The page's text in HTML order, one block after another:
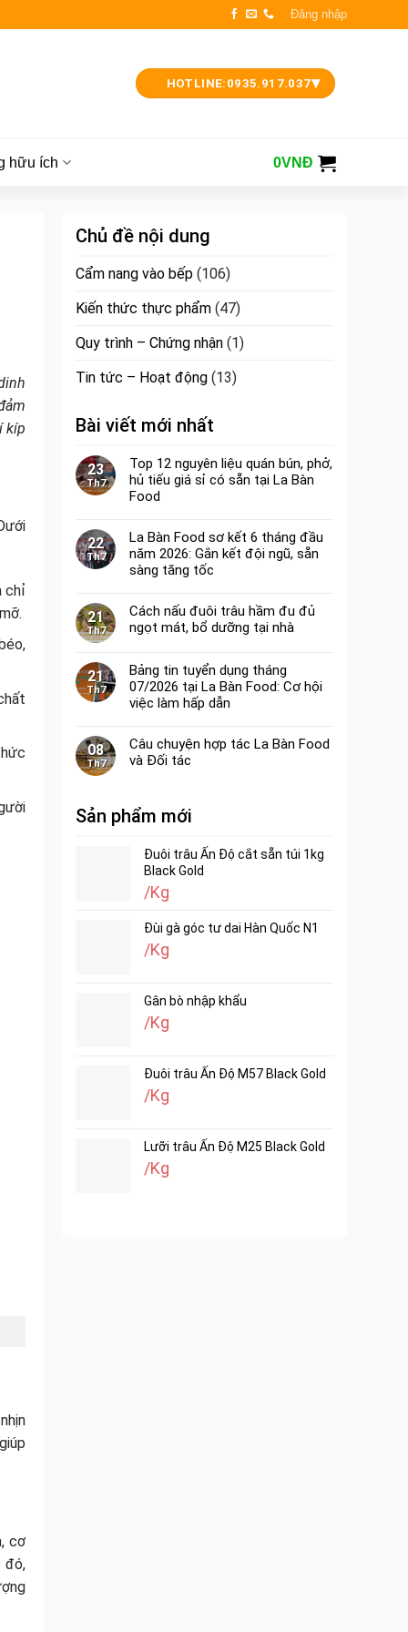
Đăng nhập
HOTLINE: 0935.917.037▾
hữu ích 0VNĐ
kíp
chỉ
cơ
đó,
Chủ đề nội dung
Cẩm nang vào bếp (106)
Kiến thức thực phẩm (47)
Quy trình – Chứng nhận (1)
Tin tức – Hoạt động (13)
Bài viết mới nhất
23
Th7
Top 12 nguyên liệu quán bún, phở,
hủ tiếu giá sỉ có sẵn tại La Bàn
Food
22
Th7
La Bàn Food sơ kết 6 tháng đầu
năm 2026: Gắn kết đội ngũ, sẵn
sàng tăng tốc
21
Th7
Cách nấu đuôi trâu hầm đu đủ
ngọt mát, bổ dưỡng tại nhà
21
Th7
Bảng tin tuyển dụng tháng
07/2026 tại La Bàn Food: Cơ hội
việc làm hấp dẫn
08
Th7
Câu chuyện hợp tác La Bàn Food
và Đối tác
Sản phẩm mới
Đuôi trâu Ấn Độ cắt sẵn túi 1kg
Black Gold
/Kg
Đùi gà góc tư dai Hàn Quốc N1
/Kg
Gân bò nhập khẩu
/Kg
Đuôi trâu Ấn Độ M57 Black Gold
/Kg
Lưỡi trâu Ấn Độ M25 Black Gold
/Kg